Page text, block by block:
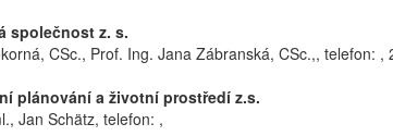
z. s.
CSc., Prof. Ing. Jana Zábranská, CSc.,, telefon: ,
plánování a životní prostředí z.s.
Jan Schätz, telefon: ,